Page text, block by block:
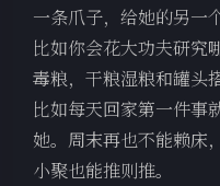
一条爪子，给她的另一
比如你会花大功夫研究
毒粮，干粮湿粮和罐头
比如每天回家第一件事
她。周末再也不能赖床
小聚也能推则推。